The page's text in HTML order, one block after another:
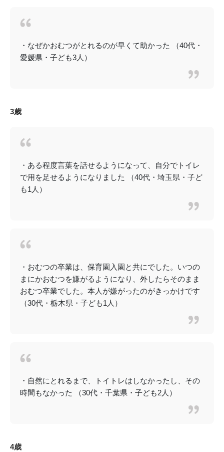
・なぜかおむつがとれるのが早くて助かった （40代・
愛媛県・子ども3人）
3歳
・ある程度言葉を話せるようになって、自分でトイレ
で用を足せるようになりました （40代・埼玉県・子ど
も1人）
・おむつの卒業は、保育園入園と共にでした。いつの
まにかおむつを嫌がるようになり、外したらそのまま
おむつ卒業でした。本人が嫌がったのがきっかけです
（30代・栃木県・子ども1人）
・自然にとれるまで、トイトレはしなかったし、その
時間もなかった （30代・千葉県・子ども2人）
4歳